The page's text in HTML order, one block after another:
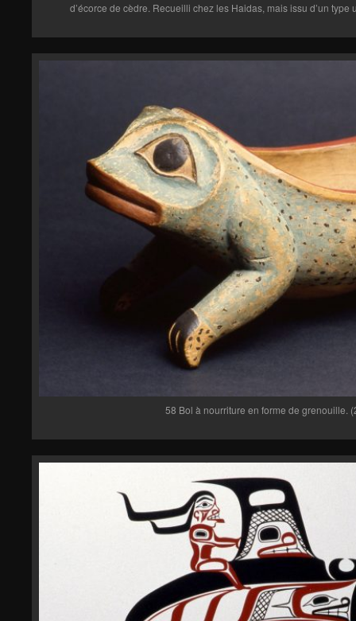
d’écorce de cèdre. Recueilli chez les Haidas, mais issu d’un
58 Bol à nourriture en forme de grenouille.